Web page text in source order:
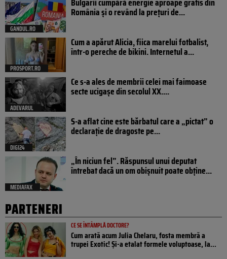
GANDUL.RO
România și o revând la prețuri de...
PROSPORT.RO
Cum a apărut Alicia, fiica marelui fotbalist,
într-o pereche de bikini. Internetul a...
ADEVARUL
Ce s-a ales de membrii celei mai faimoase
secte ucigașe din secolul XX....
DIGI24
S-a aflat cine este bărbatul care a „pictat” o
declarație de dragoste pe...
MEDIAFAX
„În niciun fel”. Răspunsul unui deputat
întrebat dacă un om obișnuit poate obține...
PARTENERI
CE SE ÎNTÂMPLĂ DOCTORE?
Cum arată acum Julia Chelaru, fosta membră a
trupei Exotic! Și-a etalat formele voluptoase, la...